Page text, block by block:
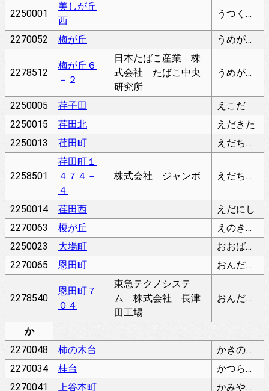
2250001
美しが丘
西
うつくしがおかにし
2270052 梅が丘 うめがおか
2278512
梅が丘６
－２
日本たばこ産業 株
式会社 たばこ中央
研究所
うめがおか
2250005 荏子田
えこだ
2250015
荏田北
えだきた
2250013
荏田町 えだちょう
2258501
荏田町１
４７４－
４
株式会社 ジャンボ えだちょう
2250014 荏田西
えだにし
2270063
榎が丘
えのきがおか
2250023
大場町
おおばちょう
2270065
恩田町 おんだちょう
2278540
恩田町７
０４
東急テクノシステ
ム 株式会社 長津
田工場
おんだちょう
か
2270048
柿の木台
かきのきだい
2270034
桂台
かつらだい
2270041
上谷本町 かみやもとちょう